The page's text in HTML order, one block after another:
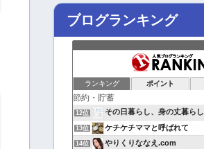
ブログランキング
ランキング ポイント
12位 その日暮らし、身の丈暮らし
13位 ケチケチママと呼ばれて
14位 やりくりななえ.com